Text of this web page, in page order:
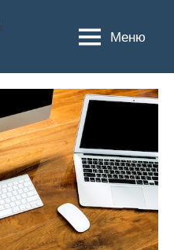
Меню